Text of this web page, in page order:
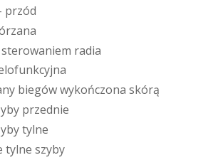
przód
rzana
sterowaniem radia
lofunkcyjna
ny biegówwykończona skórą
yby przednie
ybytylne
tylne szyby